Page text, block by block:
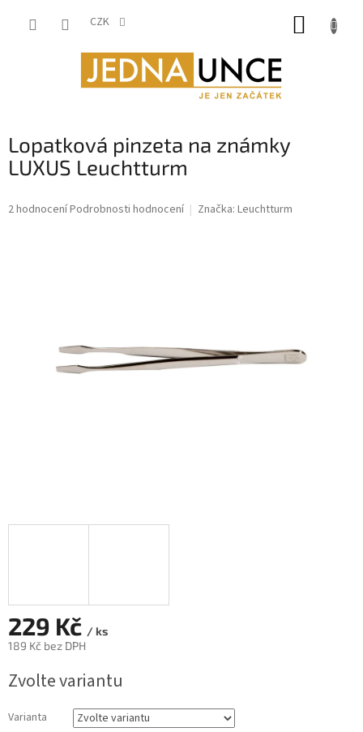
CZK
Lopatková pinzeta na známky
LUXUS Leuchtturm
Průměrné
2 hodnoceníPodrobnosti hodnocení Značka: Leuchtturm
229 Kč / ks
189 Kč bez DPH
cena:
Zvolte variantu
Varianta